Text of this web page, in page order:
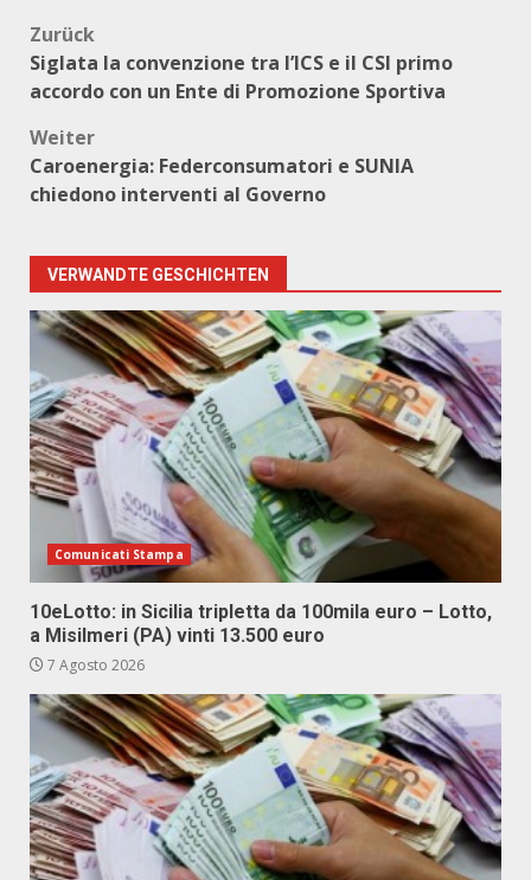
Beitragsnavigation
Zurück
Siglata la convenzione tra l’ICS e il CSI primo
accordo con un Ente di Promozione Sportiva
Weiter
Caroenergia: Federconsumatori e SUNIA
chiedono interventi al Governo
VERWANDTE GESCHICHTEN
Comunicati Stampa
10eLotto: in Sicilia tripletta da 100mila euro – Lotto,
a Misilmeri (PA) vinti 13.500 euro
7 Agosto 2026